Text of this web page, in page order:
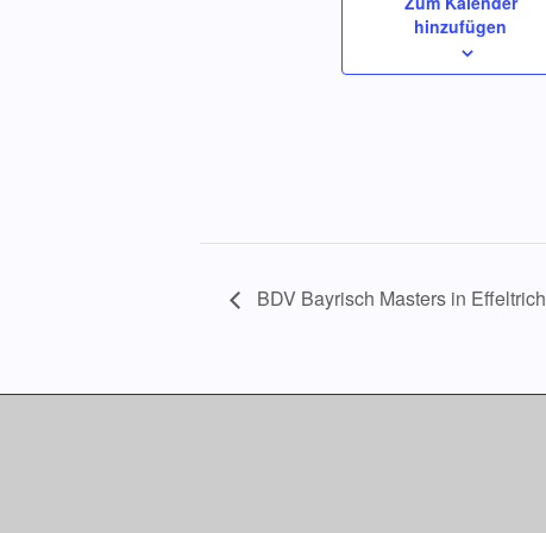
hinzufügen
BDV Bayrisch Masters in Effeltrich